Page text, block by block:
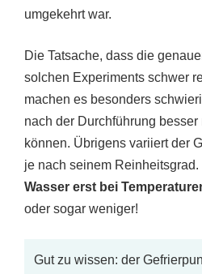
umgekehrt war.
Die Tatsache, dass die
solchen Experiments schwer
machen es besonders
nach der Durchführung
können. Übrigens variiert der
je nach seinem
Wasser erst bei
oder sogar weniger!
Gut zu wissen: der